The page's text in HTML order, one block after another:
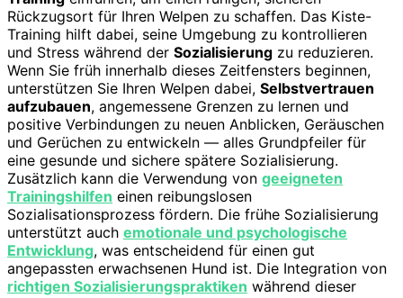
Rückzugsort für Ihren Welpen zu schaffen. Das Kiste-
Training hilft dabei, seine Umgebung zu kontrollieren
und Stress während der Sozialisierung zu reduzieren.
Wenn Sie früh innerhalb dieses Zeitfensters beginnen,
unterstützen Sie Ihren Welpen dabei, Selbstvertrauen
aufzubauen, angemessene Grenzen zu lernen und
positive Verbindungen zu neuen Anblicken, Geräuschen
und Gerüchen zu entwickeln — alles Grundpfeiler für
eine gesunde und sichere spätere Sozialisierung.
Zusätzlich kann die Verwendung von geeigneten
Trainingshilfen einen reibungslosen
Sozialisationsprozess fördern. Die frühe Sozialisierung
unterstützt auch emotionale und psychologische
Entwicklung, was entscheidend für einen gut
angepassten erwachsenen Hund ist. Die Integration von
richtigen Sozialisierungspraktiken während dieser